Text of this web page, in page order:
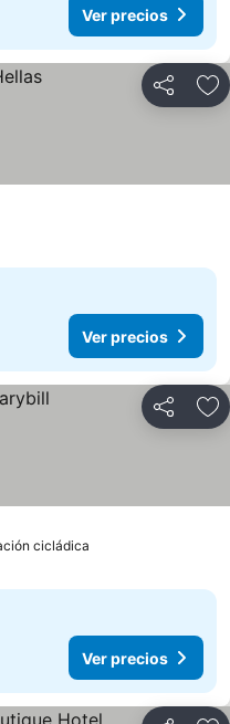
Ver precios
Compartir
Ver precios
Compartir
cicládica
Ver precios